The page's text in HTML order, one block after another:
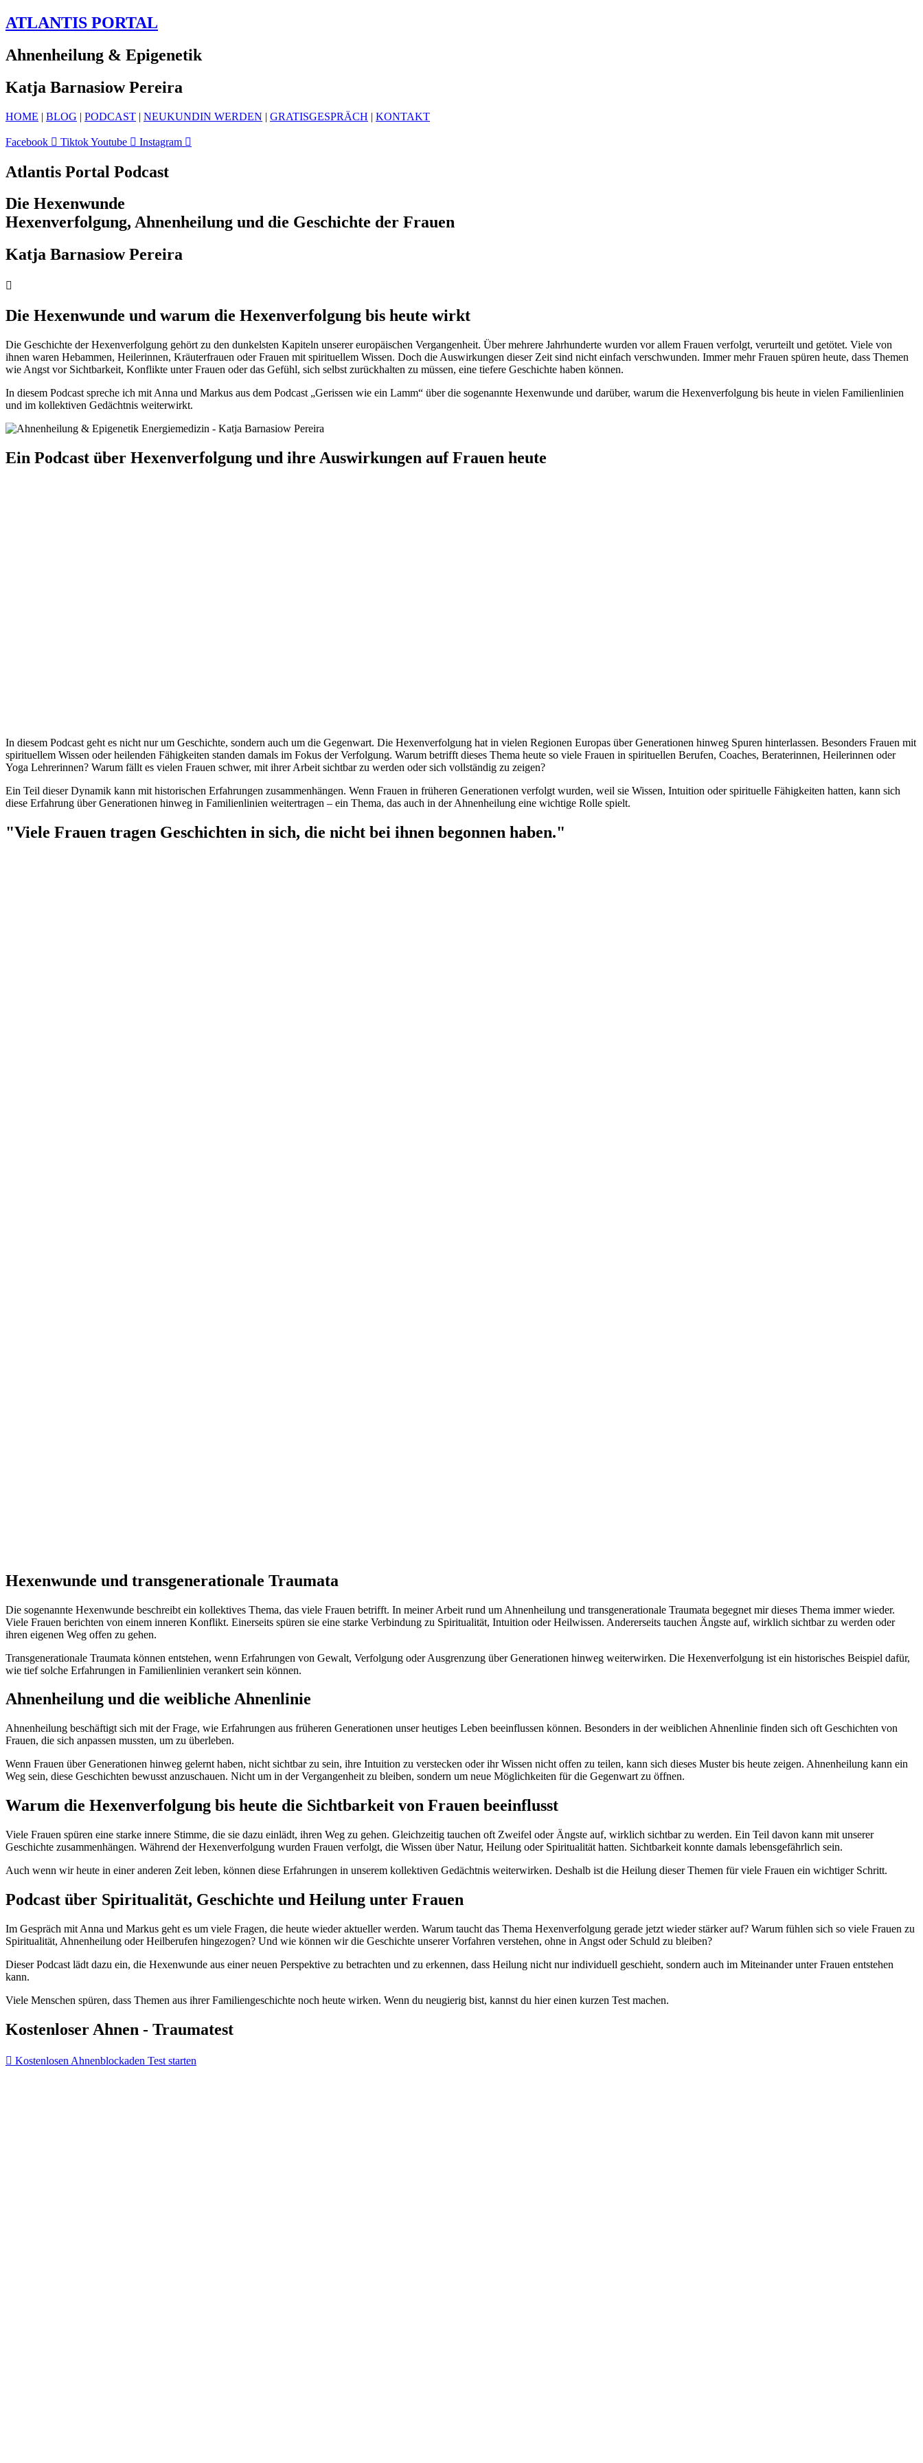
ATLANTIS PORTAL
Ahnenheilung & Epigenetik
Katja Barnasiow Pereira
HOME | BLOG | PODCAST | NEUKUNDIN WERDEN | GRATISGESPRÄCH | KONTAKT
Facebook TiktokYoutube Instagram
Atlantis Portal Podcast
Die Hexenwunde
Hexenverfolgung, Ahnenheilung und die Geschichte der Frauen
Katja Barnasiow Pereira
Die Hexenwunde und warum die Hexenverfolgung bis heute wirkt
Die Geschichte der Hexenverfolgung gehört zu den dunkelsten Kapiteln unserer europäischen Vergangenheit. Über mehrere Jahrhunderte wurden vor allem Frauen verfolgt, verurteilt und getötet. Viele von
ihnen waren Hebammen, Heilerinnen, Kräuterfrauen oder Frauen mit spirituellem Wissen. Doch die Auswirkungen dieser Zeit sind nicht einfach verschwunden. Immer mehr Frauen spüren heute, dass Themen
wie Angst vor Sichtbarkeit, Konflikte unter Frauen oder das Gefühl, sich selbst zurückhalten zu müssen, eine tiefere Geschichte haben können.
In diesem Podcast spreche ich mit Anna und Markus aus dem Podcast „Gerissen wie ein Lamm“ über die sogenannte Hexenwunde und darüber, warum die Hexenverfolgung bis heute in vielen Familienlinien
und im kollektiven Gedächtnis weiterwirkt.
Ein Podcast über Hexenverfolgung und ihre Auswirkungen auf Frauen heute
In diesem Podcast geht es nicht nur um Geschichte, sondern auch um die Gegenwart. Die Hexenverfolgung hat in vielen Regionen Europas über Generationen hinweg Spuren hinterlassen. Besonders Frauen mit
spirituellem Wissen oder heilenden Fähigkeiten standen damals im Fokus der Verfolgung. Warum betrifft dieses Thema heute so viele Frauen in spirituellen Berufen, Coaches, Beraterinnen, Heilerinnen oder
Yoga Lehrerinnen? Warum fällt es vielen Frauen schwer, mit ihrer Arbeit sichtbar zu werden oder sich vollständig zu zeigen?
Ein Teil dieser Dynamik kann mit historischen Erfahrungen zusammenhängen. Wenn Frauen in früheren Generationen verfolgt wurden, weil sie Wissen, Intuition oder spirituelle Fähigkeiten hatten, kann sich
diese Erfahrung über Generationen hinweg in Familienlinien weitertragen – ein Thema, das auch in der Ahnenheilung eine wichtige Rolle spielt.
"Viele Frauen tragen Geschichten in sich, die nicht bei ihnen begonnen haben."
Hexenwunde und transgenerationale Traumata
Die sogenannte Hexenwunde beschreibt ein kollektives Thema, das viele Frauen betrifft. In meiner Arbeit rund um Ahnenheilung und transgenerationale Traumata begegnet mir dieses Thema immer wieder.
Viele Frauen berichten von einem inneren Konflikt. Einerseits spüren sie eine starke Verbindung zu Spiritualität, Intuition oder Heilwissen. Andererseits tauchen Ängste auf, wirklich sichtbar zu werden oder
ihren eigenen Weg offen zu gehen.
Transgenerationale Traumata können entstehen, wenn Erfahrungen von Gewalt, Verfolgung oder Ausgrenzung über Generationen hinweg weiterwirken. Die Hexenverfolgung ist ein historisches Beispiel dafür,
wie tief solche Erfahrungen in Familienlinien verankert sein können.
Ahnenheilung und die weibliche Ahnenlinie
Ahnenheilung beschäftigt sich mit der Frage, wie Erfahrungen aus früheren Generationen unser heutiges Leben beeinflussen können. Besonders in der weiblichen Ahnenlinie finden sich oft Geschichten von
Frauen, die sich anpassen mussten, um zu überleben.
Wenn Frauen über Generationen hinweg gelernt haben, nicht sichtbar zu sein, ihre Intuition zu verstecken oder ihr Wissen nicht offen zu teilen, kann sich dieses Muster bis heute zeigen. Ahnenheilung kann ein
Weg sein, diese Geschichten bewusst anzuschauen. Nicht um in der Vergangenheit zu bleiben, sondern um neue Möglichkeiten für die Gegenwart zu öffnen.
Warum die Hexenverfolgung bis heute die Sichtbarkeit von Frauen beeinflusst
Viele Frauen spüren eine starke innere Stimme, die sie dazu einlädt, ihren Weg zu gehen. Gleichzeitig tauchen oft Zweifel oder Ängste auf, wirklich sichtbar zu werden. Ein Teil davon kann mit unserer
Geschichte zusammenhängen. Während der Hexenverfolgung wurden Frauen verfolgt, die Wissen über Natur, Heilung oder Spiritualität hatten. Sichtbarkeit konnte damals lebensgefährlich sein.
Auch wenn wir heute in einer anderen Zeit leben, können diese Erfahrungen in unserem kollektiven Gedächtnis weiterwirken. Deshalb ist die Heilung dieser Themen für viele Frauen ein wichtiger Schritt.
Podcast über Spiritualität, Geschichte und Heilung unter Frauen
Im Gespräch mit Anna und Markus geht es um viele Fragen, die heute wieder aktueller werden. Warum taucht das Thema Hexenverfolgung gerade jetzt wieder stärker auf? Warum fühlen sich so viele Frauen zu
Spiritualität, Ahnenheilung oder Heilberufen hingezogen? Und wie können wir die Geschichte unserer Vorfahren verstehen, ohne in Angst oder Schuld zu bleiben?
Dieser Podcast lädt dazu ein, die Hexenwunde aus einer neuen Perspektive zu betrachten und zu erkennen, dass Heilung nicht nur individuell geschieht, sondern auch im Miteinander unter Frauen entstehen
kann.
Viele Menschen spüren, dass Themen aus ihrer Familiengeschichte noch heute wirken. Wenn du neugierig bist, kannst du hier einen kurzen Test machen.
Kostenloser Ahnen - Traumatest
Kostenlosen Ahnenblockaden Test starten